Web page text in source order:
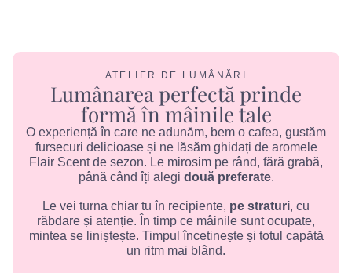
ATELIER DE LUMÂNĂRI
Lumânarea perfectă prinde
formă în mâinile tale
O experiență în care ne adunăm, bem o cafea, gustăm
fursecuri delicioase și ne lăsăm ghidați de aromele
Flair Scent de sezon. Le mirosim pe rând, fără grabă,
până când îți alegi două preferate.
Le vei turna chiar tu în recipiente, pe straturi, cu
răbdare și atenție. În timp ce mâinile sunt ocupate,
mintea se liniștește. Timpul încetinește și totul capătă
un ritm mai blând.